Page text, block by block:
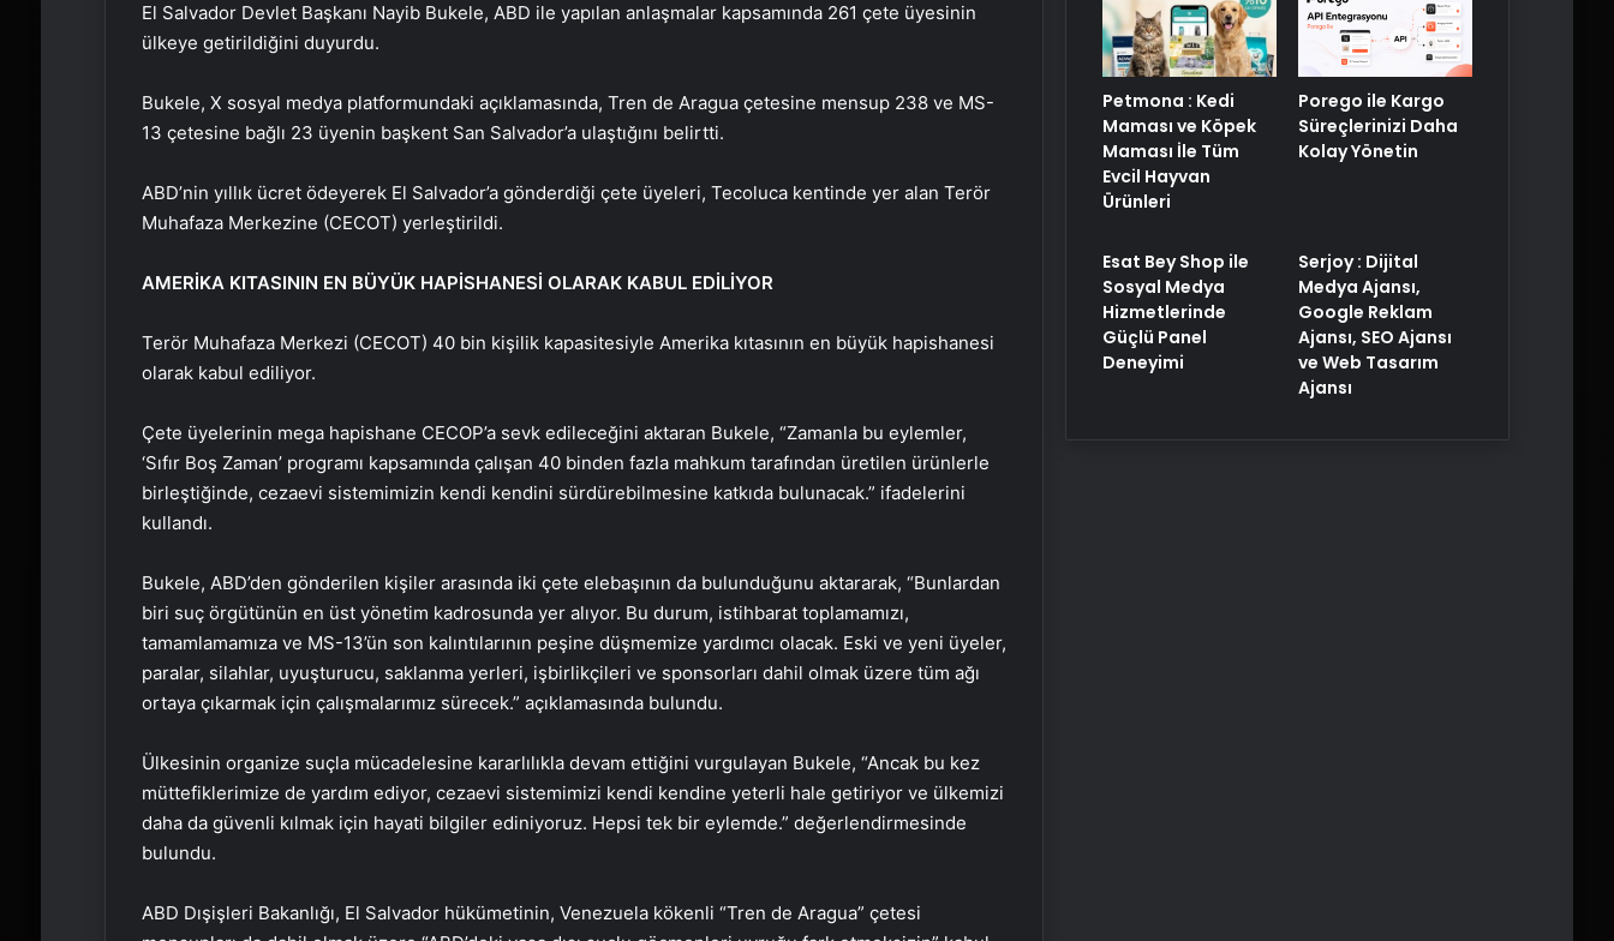
El Salvador Devlet Başkanı Nayib Bukele, ABD ile yapılan anlaşmalar kapsamında 261 çete üyesinin
ülkeye getirildiğini duyurdu.
Bukele, X sosyal medya platformundaki açıklamasında, Tren de Aragua çetesine mensup 238 ve MS-
13 çetesine bağlı 23 üyenin başkent San Salvador’a ulaştığını belirtti.
ABD’nin yıllık ücret ödeyerek El Salvador’a gönderdiği çete üyeleri, Tecoluca kentinde yer alan Terör
Muhafaza Merkezine (CECOT) yerleştirildi.
AMERİKA KITASININ EN BÜYÜK HAPİSHANESİ OLARAK KABUL EDİLİYOR
Terör Muhafaza Merkezi (CECOT) 40 bin kişilik kapasitesiyle Amerika kıtasının en büyük hapishanesi
olarak kabul ediliyor.
Çete üyelerinin mega hapishane CECOP’a sevk edileceğini aktaran Bukele, “Zamanla bu eylemler,
‘Sıfır Boş Zaman’ programı kapsamında çalışan 40 binden fazla mahkum tarafından üretilen ürünlerle
birleştiğinde, cezaevi sistemimizin kendi kendini sürdürebilmesine katkıda bulunacak.” ifadelerini
kullandı.
Bukele, ABD’den gönderilen kişiler arasında iki çete elebaşının da bulunduğunu aktararak, “Bunlardan
biri suç örgütünün en üst yönetim kadrosunda yer alıyor. Bu durum, istihbarat toplamamızı,
tamamlamamıza ve MS-13’ün son kalıntılarının peşine düşmemize yardımcı olacak. Eski ve yeni üyeler,
paralar, silahlar, uyuşturucu, saklanma yerleri, işbirlikçileri ve sponsorları dahil olmak üzere tüm ağı
ortaya çıkarmak için çalışmalarımız sürecek.” açıklamasında bulundu.
Ülkesinin organize suçla mücadelesine kararlılıkla devam ettiğini vurgulayan Bukele, “Ancak bu kez
müttefiklerimize de yardım ediyor, cezaevi sistemimizi kendi kendine yeterli hale getiriyor ve ülkemizi
daha da güvenli kılmak için hayati bilgiler ediniyoruz. Hepsi tek bir eylemde.” değerlendirmesinde
bulundu.
ABD Dışişleri Bakanlığı, El Salvador hükümetinin, Venezuela kökenli “Tren de Aragua” çetesi
İhtiyaçKredisi.com Sizlere Uygun
Kredi Teklifleri Sağlıyor
Petmona : Kedi
Maması ve Köpek
Maması İle Tüm
Evcil Hayvan
Ürünleri
Porego ile Kargo
Süreçlerinizi Daha
Kolay Yönetin
Esat Bey Shop ile
Sosyal Medya
Hizmetlerinde
Güçlü Panel
Deneyimi
Serjoy : Dijital
Medya Ajansı,
Google Reklam
Ajansı, SEO Ajansı
ve Web Tasarım
Ajansı